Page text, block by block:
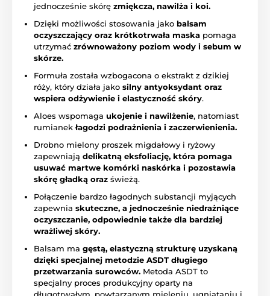
jednocześnie skórę zmiękcza, nawilża i koi.
Dzięki możliwości stosowania jako balsam
oczyszczający oraz krótkotrwała maska pomaga
utrzymać zrównoważony poziom wody i sebum w
skórze.
Formuła została wzbogacona o ekstrakt z dzikiej
róży, który działa jako silny antyoksydant oraz
wspiera odżywienie i elastyczność skóry.
Aloes wspomaga ukojenie i nawilżenie, natomiast
rumianek łagodzi podrażnienia i zaczerwienienia.
Drobno mielony proszek migdałowy i ryżowy
zapewniają delikatną eksfoliację, która pomaga
usuwać martwe komórki naskórka i pozostawia
skórę gładką oraz świeżą.
Połączenie bardzo łagodnych substancji myjących
zapewnia skuteczne, a jednocześnie niedrażniące
oczyszczanie, odpowiednie także dla bardziej
wrażliwej skóry.
Balsam ma gęstą, elastyczną strukturę uzyskaną
dzięki specjalnej metodzie ASDT długiego
przetwarzania surowców. Metoda ASDT to
specjalny proces produkcyjny oparty na
długotrwałym, powtarzanym mieleniu, ugniataniu i